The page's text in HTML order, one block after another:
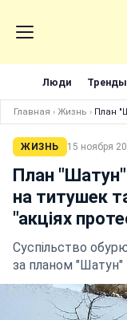
Люди Тренды
Главная › Жизнь › План
ЖИЗНЬ 15 ноября
План
на титушек
"акціях
Суспільство
за планом